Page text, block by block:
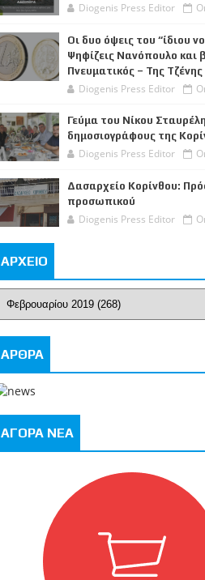
Diogenis Press Editor
Οι δυο όψεις του “ίδιου
Ψηφίζεις Νανόπουλο και
Πνευματικός – Της
Diogenis Press Editor
Γεύμα του Νίκου
δημοσιογράφους της
Diogenis Press Editor
Δασαρχείο Κορίνθου:
προσωπικού
Diogenis Press Editor
ΑΡΧΕΙΟ
ΑΡΘΡΑ
ΑΓΟΡΑ ΝΕΑ